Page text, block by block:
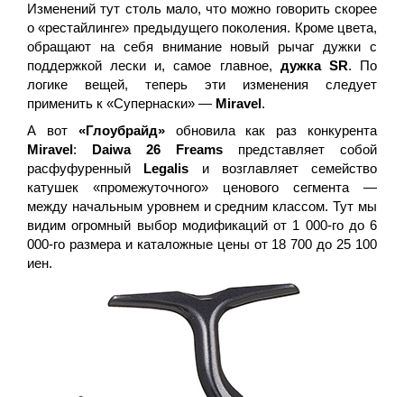
Изменений тут столь мало, что можно говорить скорее
о «рестайлинге» предыдущего поколения. Кроме цвета,
обращают на себя внимание новый рычаг дужки с
поддержкой лески и, самое главное, дужка SR. По
логике вещей, теперь эти изменения следует
применить к «Супернаски» — Miravel.
А вот «Глоубрайд»обновила как раз конкурента
Miravel: Daiwa 26 Freams представляет собой
расфуфуренный Legalis и возглавляет семейство
катушек «промежуточного» ценового сегмента —
между начальным уровнем и средним классом. Тут мы
видим огромный выбор модификаций от 1 000-го до 6
000-го размера и каталожные цены от 18 700 до 25 100
иен.